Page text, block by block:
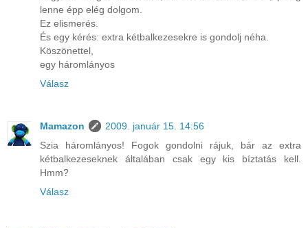
lenne épp elég dolgom.
Ez elismerés.
És egy kérés: extra kétbalkezesekre is gondolj néha.
Köszönettel,
egy háromlányos
Válasz
Mamazon
2009. január 15. 14:56
Szia háromlányos! Fogok gondolni rájuk, bár az extra
kétbalkezeseknek általában csak egy kis bíztatás kell.
Hmm?
Válasz